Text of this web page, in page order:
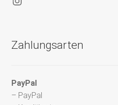
Zahlungsarten
PayPal
– PayPal